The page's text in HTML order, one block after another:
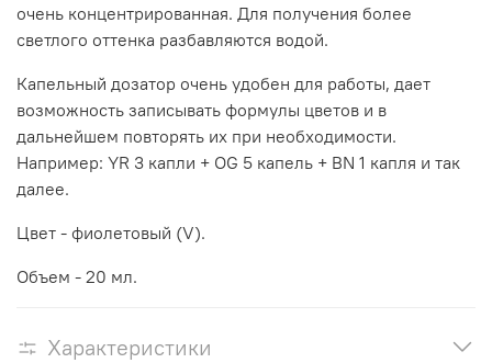
очень концентрированная. Для получения более
светлого оттенка разбавляются водой.
Капельный дозатор очень удобен для работы, дает
возможность записывать формулы цветов и в
дальнейшем повторять их при необходимости.
Например: YR 3 капли + OG 5 капель + BN 1 капля и так
далее.
Цвет - фиолетовый (V).
Объем - 20 мл.
Характеристики